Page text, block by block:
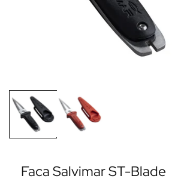
Faca Salvimar ST-Blade